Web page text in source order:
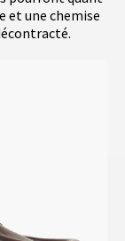
et une chemise